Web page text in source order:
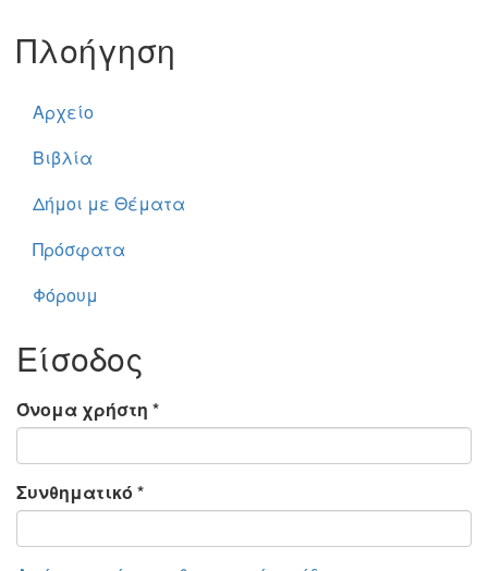
Πλοήγηση
Αρχείο
Βιβλία
Δήμοι με Θέματα
Πρόσφατα
Φόρουμ
Είσοδος
Όνομα χρήστη *
Συνθηματικό *